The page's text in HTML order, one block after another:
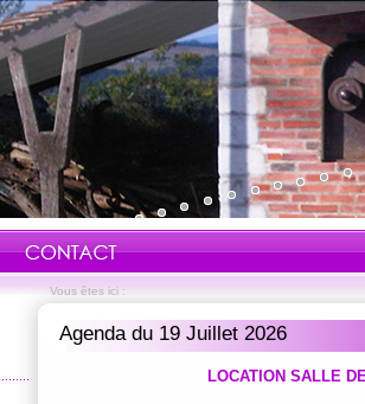
Vous êtes ici :
Agenda du 19 Juillet 2026
LOCATION SALLE